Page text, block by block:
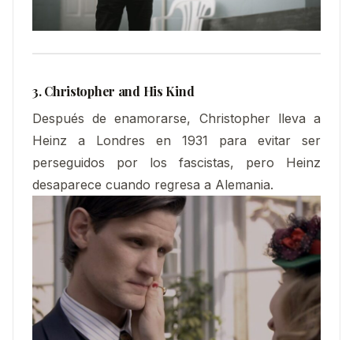
3. Christopher and His Kind
Después de enamorarse, Christopher lleva a
Heinz a Londres en 1931 para evitar ser
perseguidos por los fascistas, pero Heinz
desaparece cuando regresa a Alemania.